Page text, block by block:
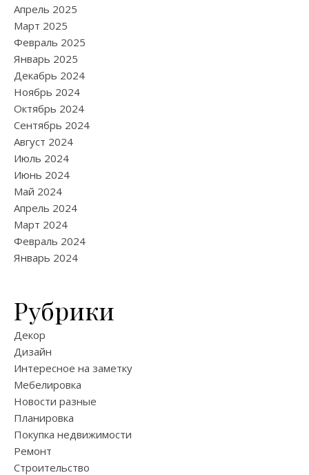
Апрель 2025
Март 2025
Февраль 2025
Январь 2025
Декабрь 2024
Ноябрь 2024
Октябрь 2024
Сентябрь 2024
Август 2024
Июль 2024
Июнь 2024
Май 2024
Апрель 2024
Март 2024
Февраль 2024
Январь 2024
Рубрики
Декор
Дизайн
Интересное на заметку
Мебелировка
Новости разные
Планировка
Покупка недвижимости
Ремонт
Строительство